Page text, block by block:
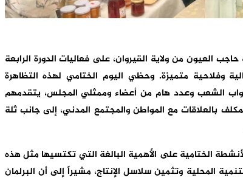
الأحد 17 ماي 2026 بمعتمدية حاجب العيون من ولاية القيروان، على فعاليات الدورة الرابعة
وفلاحية متميزة. وحظي اليوم الختامي لهذه التظاهرة
الشعب وعدد هام من أعضاء وممثلي المجلس، يتقدمهم
بالعلاقات مع المواطن والمجتمع المدني، إلى جانب ثلة
الختامية على الأهمية البالغة التي تكتسيها مثل هذه
المحلية وتثمين سلاسل الإنتاج، مشيراً إلى أن البرلمان